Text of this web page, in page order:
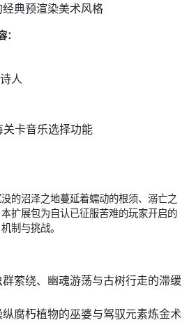
典预渲染美术风格
人
卡音乐选择功能
的沼泽之地蔓延着蠕动的根须、溺亡之
扩展包为自认已征服苦难的玩家开启的
制与挑战。
萦绕、幽魂游荡与古树行走的滞缓
腐朽植物的巫婆与驾驭元素炼金术